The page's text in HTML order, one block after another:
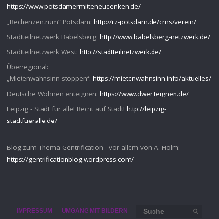
https://www.potsdamermitteneudenken.de/
„Rechenzentrum“ Potsdam: http://rz-potsdam.de/cms/verein/
Stadtteilnetzwerk Babelsberg: http://www.babelsberg-netzwerk.de/
Stadtteilnetzwerk West: http://stadtteilnetzwerk.de/
Überregional:
„Mietenwahnsinn stoppen“: https://mietenwahnsinn.info/aktuelles/
Deutsche Wohnen enteignen: https://www.dwenteignen.de/
Leipzig - Stadt für alle! Recht auf Stadt! http://leipzig-
stadtfueralle.de/
Blog zum Thema Gentrification - vor allem von A. Holm:
https://gentrificationblog.wordpress.com/
IMPRESSUM UMGANG MIT BILDERN SUCHE